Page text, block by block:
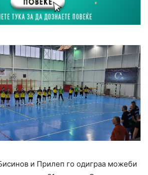
и Прилеп го одиграа можеби